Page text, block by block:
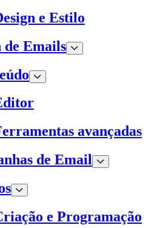
e Estilo
de Emails
avançadas
de Email
e Programação